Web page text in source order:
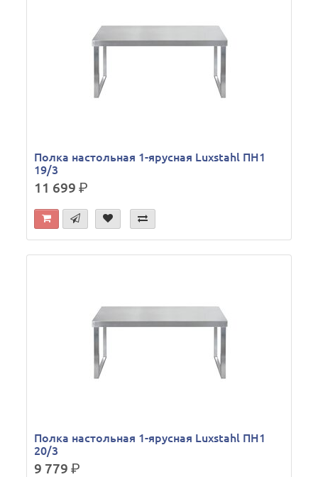
Полка настольная 1-ярусная Luxstahl ПН1
19/3
11 699р.
Полка настольная 1-ярусная Luxstahl ПН1
20/3
9 779р.